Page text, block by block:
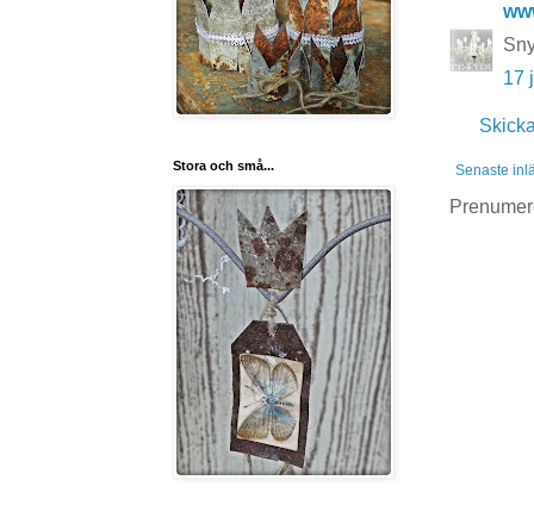
17
Senaste
Stora och små...